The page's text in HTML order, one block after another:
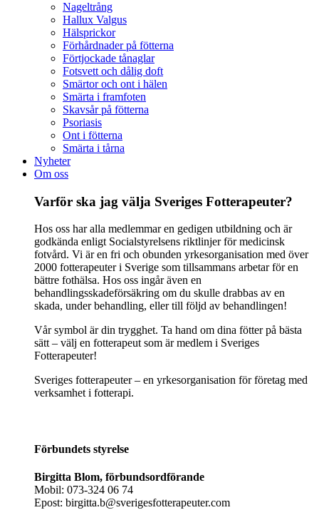
Nageltrång
Hallux Valgus
Hälsprickor
Förhårdnader på fötterna
Förtjockade tånaglar
Fotsvett och dålig doft
Smärtor och ont i hälen
Smärta i framfoten
Skavsår på fötterna
Psoriasis
Ont i fötterna
Smärta i tårna
Nyheter
Om oss
Varför ska jag välja Sveriges Fotterapeuter?
Hos oss har alla medlemmar en gedigen utbildning och är
godkända enligt Socialstyrelsens riktlinjer för medicinsk
fotvård. Vi är en fri och obunden yrkesorganisation med över
2000 fotterapeuter i Sverige som tillsammans arbetar för en
bättre fothälsa. Hos oss ingår även en
behandlingsskadeförsäkring om du skulle drabbas av en
skada, under behandling, eller till följd av behandlingen!
Vår symbol är din trygghet. Ta hand om dina fötter på bästa
sätt – välj en fotterapeut som är medlem i Sveriges
Fotterapeuter!
Sveriges fotterapeuter – en yrkesorganisation för företag med
verksamhet i fotterapi.
Förbundets styrelse
Birgitta Blom, förbundsordförande
Mobil: 073-324 06 74
Epost: birgitta.b@sverigesfotterapeuter.com